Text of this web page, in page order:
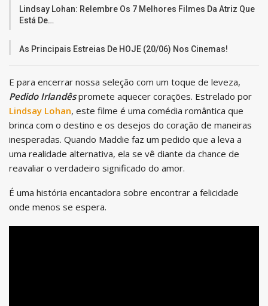
Lindsay Lohan: Relembre Os 7 Melhores Filmes Da Atriz Que
Está De…
As Principais Estreias De HOJE (20/06) Nos Cinemas!
E para encerrar nossa seleção com um toque de leveza,
Pedido Irlandêspromete aquecer corações. Estrelado por
Lindsay Lohan, este filme é uma comédia romântica que
brinca com o destino e os desejos do coração de maneiras
inesperadas. Quando Maddie faz um pedido que a leva a
uma realidade alternativa, ela se vê diante da chance de
reavaliar o verdadeiro significado do amor.
É uma história encantadora sobre encontrar a felicidade
onde menos se espera.